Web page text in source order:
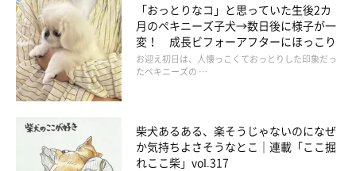
「おっとりなコ」と思っていた生後2カ
月のペキニーズ子犬→数日後に様子が一
変！ 成長ビフォーアフターにほっこり
お迎え初日は、人懐っこくておっとりした印象だっ
たペキニーズの …
柴犬あるある、楽そうじゃないのになぜ
か気持ちよさそうなとこ｜連載「ここ掘
れここ柴」vol.317